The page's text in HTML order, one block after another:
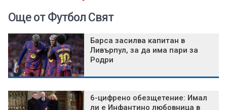
Още от Футбол Свят
Барса засилва капитан в
Ливърпул, за да има пари за
Родри
6-цифрено обезщетение: Имал
ли е Инфантино любовница в